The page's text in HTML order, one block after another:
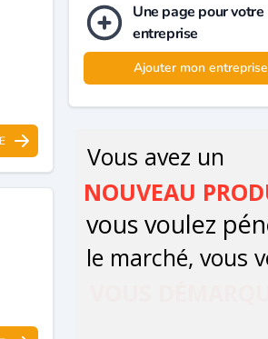
Une page pour votre
entreprise
Ajouter mon entreprise